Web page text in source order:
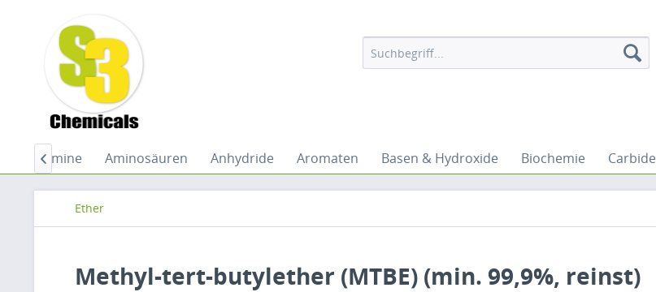
Amine Aminosäuren Anhydride Aromaten Basen & Hydroxide Biochemie Carbide

Ether
Methyl-tert-butylether (MTBE) (min. 99,9%, reinst)